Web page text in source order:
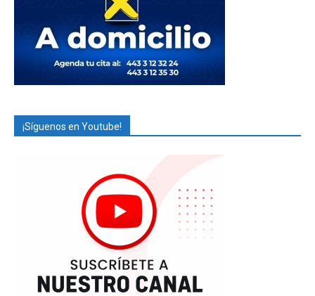
¡Síguenos en Youtube!